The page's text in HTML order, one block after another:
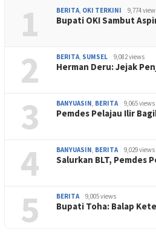
1 BERITA, OKI TERKINI 9,774
Bupati OKI Sambut
2 BERITA, SUMSEL 9,082 views
Herman Deru: Jejak
3 BANYUASIN, BERITA 9,065 views
Pemdes Pelajau Ilir
4 BANYUASIN, BERITA 9,029 views
Salurkan BLT, Pemdes
5 BERITA 9,005 views
Bupati Toha: Balap